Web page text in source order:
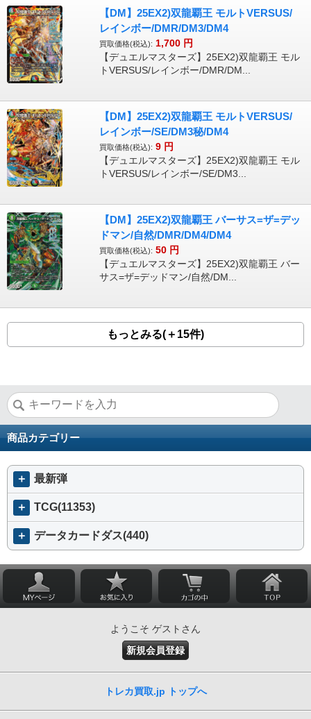
【DM】25EX2)双龍覇王 モルトVERSUS/
レインボー/DMR/DM3/DM4
買取価格(税込): 1,700 円
【デュエルマスターズ】25EX2)双龍覇王 モル
トVERSUS/レインボー/DMR/DM...
【DM】25EX2)双龍覇王 モルトVERSUS/
レインボー/SE/DM3秘/DM4
買取価格(税込): 9 円
【デュエルマスターズ】25EX2)双龍覇王 モル
トVERSUS/レインボー/SE/DM3...
【DM】25EX2)双龍覇王 バーサス=ザ=デッ
ドマン/自然/DMR/DM4/DM4
買取価格(税込): 50 円
【デュエルマスターズ】25EX2)双龍覇王 バー
サス=ザ=デッドマン/自然/DM...
もっとみる(＋15件)
商品カテゴリー
＋ 最新弾
＋ TCG(11353)
＋ データカードダス(440)
ようこそ ゲストさん
新規会員登録
トレカ買取.jp トップへ